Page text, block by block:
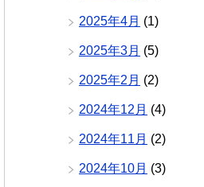
2025年4月 (1)
2025年3月 (5)
2025年2月 (2)
2024年12月 (4)
2024年11月 (2)
2024年10月 (3)